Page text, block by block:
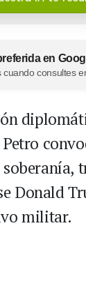
en
consultes
Donald
militar.